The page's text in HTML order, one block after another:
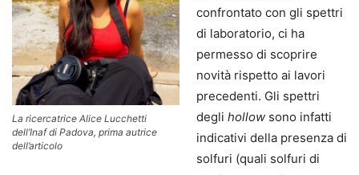
La ricercatrice Alice Lucchetti
dell’Inaf di Padova, prima autrice
dell’articolo
confrontato con gli spettri
di laboratorio, ci ha
permesso di scoprire
novità rispetto ai lavori
precedenti. Gli spettri
degli hollow sono infatti
indicativi della presenza di
solfuri (quali solfuri di